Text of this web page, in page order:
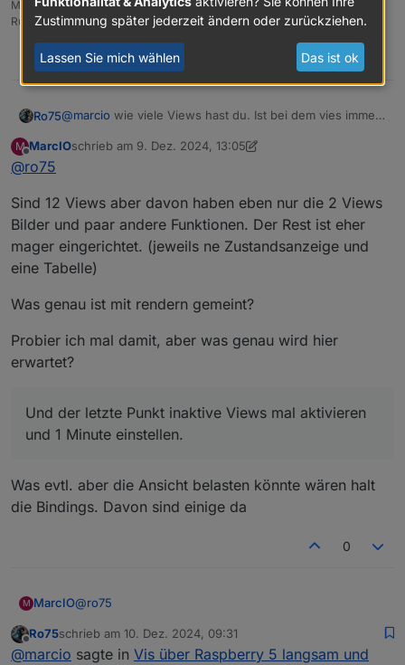
Mediaserver, paperless-ngx (Docker), MariaDB + phpmyadmin *** VIS-
Runtime = Intel NUC 8GB RAM 128GB SSD + 24" Touchscreen
0
Ro75@marcio wie viele Views hast du. Ist bei dem vies immer
Und der letzte Punkt inaktive Views mal aktivieren und 1
Ro75
M
Offline
MarcIOschrieb am 9. Dez. 2024, 13:05
zuletzt editiert von MarcIO12. Sept. 2024, 14:18
@ro75
Sind 12 Views aber davon haben eben nur die 2 Views
Bilder und paar andere Funktionen. Der Rest ist eher
mager eingerichtet. (jeweils ne Zustandsanzeige und
eine Tabelle)
Was genau ist mit rendern gemeint?
Probier ich mal damit, aber was genau wird hier
erwartet?
Und der letzte Punkt inaktive Views mal aktivieren
und 1 Minute einstellen.
Was evtl. aber die Ansicht belasten könnte wären halt
die Bindings. Davon sind einige da
0
M MarcIO@ro75
Sind 12 Views aber davon haben eben nur die 2 Views
Bilder und paar andere Funktionen. Der Rest ist eher
Offline
Ro75schrieb am 10. Dez. 2024, 09:31
zuletzt editiert von
@marcio sagte in Vis über Raspberry 5 langsam und
Zustimmung später jederzeit ändern oder zurückziehen.
Lassen Sie mich wählen Das ist ok